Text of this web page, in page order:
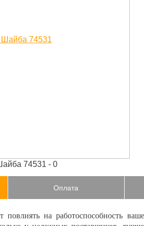
Оплата
повлиять на работоспособность